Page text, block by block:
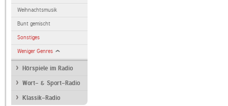
Weihnachtsmusik
Bunt gemischt
Sonstiges
Weniger Genres
Hörspiele im Radio
Wort- & Sport-Radio
Klassik-Radio